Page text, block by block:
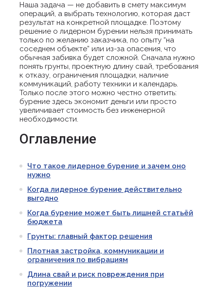
Наша задача — не добавить в смету максимум
операций, а выбрать технологию, которая даст
результат на конкретной площадке. Поэтому
решение о лидерном бурении нельзя принимать
только по желанию заказчика, по опыту “на
соседнем объекте” или из-за опасения, что
обычная забивка будет сложной. Сначала нужно
понять грунты, проектную длину свай, требования
к отказу, ограничения площадки, наличие
коммуникаций, работу техники и календарь.
Только после этого можно честно ответить:
бурение здесь экономит деньги или просто
увеличивает стоимость без инженерной
необходимости.
Оглавление
Что такое лидерное бурение и зачем оно
нужно
Когда лидерное бурение действительно
выгодно
Когда бурение может быть лишней статьёй
бюджета
Грунты: главный фактор решения
Плотная застройка, коммуникации и
ограничения по вибрациям
Длина свай и риск повреждения при
погружении